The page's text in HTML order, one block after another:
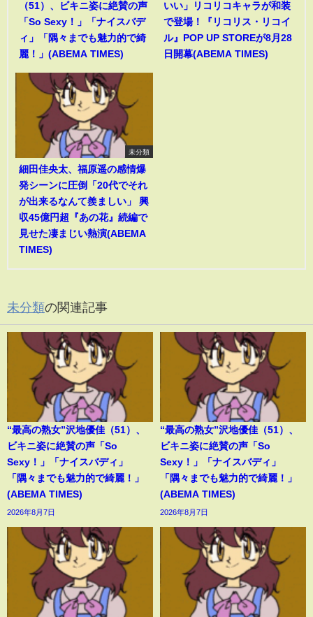
（51）、ビキニ姿に絶賛の声
「So Sexy！」「ナイスバデ
ィ」「隅々までも魅力的で綺
麗！」(ABEMA TIMES)
いい」リコリコキャラが和装
で登場！『リコリス・リコイ
ル』POP UP STOREが8月28
日開幕(ABEMA TIMES)
未分類
細田佳央太、福原遥の感情爆
発シーンに圧倒「20代でそれ
が出来るなんて羨ましい」 興
収45億円超『あの花』続編で
見せた凄まじい熱演(ABEMA
TIMES)
未分類の関連記事
“最高の熟女”沢地優佳（51）、
ビキニ姿に絶賛の声「So
Sexy！」「ナイスバディ」
「隅々までも魅力的で綺麗！」
(ABEMA TIMES)
2026年8月7日
“最高の熟女”沢地優佳（51）、
ビキニ姿に絶賛の声「So
Sexy！」「ナイスバディ」
「隅々までも魅力的で綺麗！」
(ABEMA TIMES)
2026年8月7日